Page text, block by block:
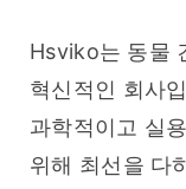
Hsviko는 동물
혁신적인 회사
과학적이고 실
위해 최선을 다